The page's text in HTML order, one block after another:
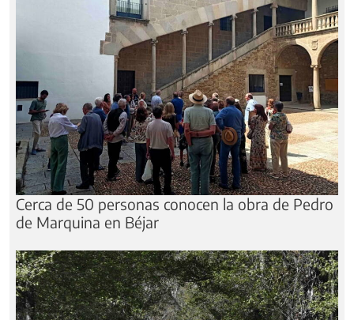
Cerca de 50 personas conocen la obra de Pedro
de Marquina en Béjar